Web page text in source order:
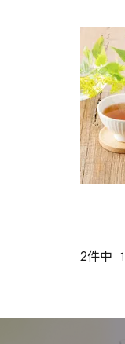
2件中 1